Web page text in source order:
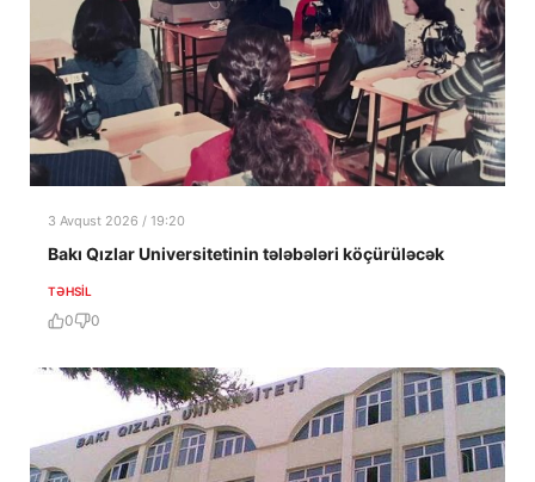
3 Avqust 2026 / 19:20
Bakı Qızlar Universitetinin tələbələri köçürüləcək
TƏHSIL
0 0